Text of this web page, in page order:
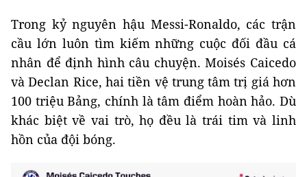
Trong kỷ nguyên hậu Messi-Ronaldo, các trận
cầu lớn luôn tìm kiếm những cuộc đối đầu cá
nhân để định hình câu chuyện. Moisés Caicedo
và Declan Rice, hai tiền vệ trung tâm trị giá hơn
100 triệu Bảng, chính là tâm điểm hoàn hảo. Dù
khác biệt về vai trò, họ đều là trái tim và linh
hồn của đội bóng.